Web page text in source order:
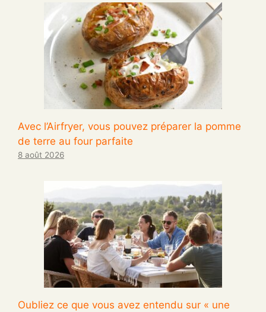
Avec l’Airfryer, vous pouvez préparer la pomme
de terre au four parfaite
8 août 2026
Oubliez ce que vous avez entendu sur « une